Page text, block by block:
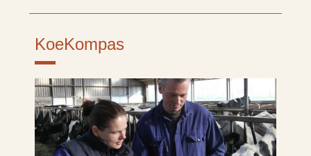
KoeKompas